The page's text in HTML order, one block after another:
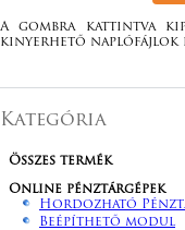
A gombra kattintva
kinyerhető naplófájlok
Kategória
Összes termék
Online pénztárgépek
Hordozható
Beépíthető modul